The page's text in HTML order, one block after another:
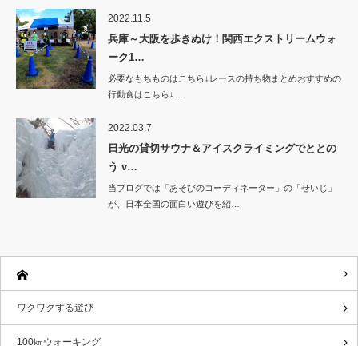
2022.11.5
兵庫～大阪を歩きぬけ！関西エクストリームウォ
ーク1…
必要なもちものはこちら↓レースの持ち物まとめおすすめの
行動食はこちら↓…
2022.03.7
日光の貸切サウナ＆アイスクライミングでととの
う v…
当ブログでは「あそびのコーディネーター」の「せいじ」
が、日本全国の面白い遊びを紹…
ワクワクする遊び
100㎞ウォーキング